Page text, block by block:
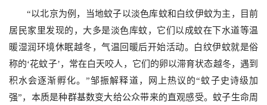
“以北京为例，当地蚊子以淡色库蚊和白纹伊蚊为主，目前
居民家里发现的，大多是淡色库蚊，它们以成蚊在下水道等温
暖湿润环境休眠越冬，气温回暖后开始活动。白纹伊蚊就是俗
称的‘花蚊子’，常在白天咬人，它们的卵以滞育状态越冬，遇到
积水会逐渐孵化。”邹振解释道，网上热议的“蚊子史诗级加
强”，本质是种群基数变大给公众带来的直观感受。蚊子生命周